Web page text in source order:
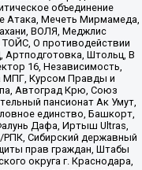
объединение
Атака, Мечеть Мирмамеда,
ВОЛЯ, Меджлис
О противодействии
Артподготовка, Штольц, В
16, Независимость,
МПГ, Курсом Правды и
Автоград Крю, Союз
пансионат Ак Умут,
единство, Башкорт,
Дафа, Иртыш Ultras,
РПК, Сибирский державный
прав граждан, Штабы
округа г. Краснодара,